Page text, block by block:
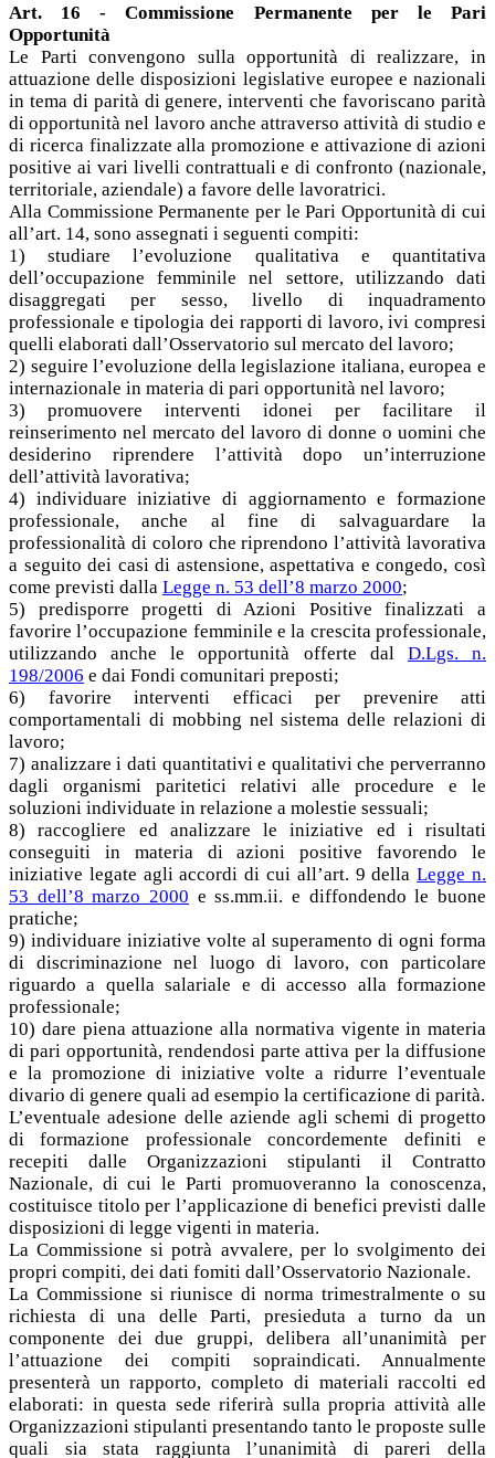
Art. 16 - Commissione Permanente per le Pari
Opportunità
Le Parti convengono sulla opportunità di realizzare, in
attuazione delle disposizioni legislative europee e nazionali
in tema di parità di genere, interventi che favoriscano parità
di opportunità nel lavoro anche attraverso attività di studio e
di ricerca finalizzate alla promozione e attivazione di azioni
positive ai vari livelli contrattuali e di confronto (nazionale,
territoriale, aziendale) a favore delle lavoratrici.
Alla Commissione Permanente per le Pari Opportunità di cui
all’art. 14, sono assegnati i seguenti compiti:
1) studiare l’evoluzione qualitativa e quantitativa
dell’occupazione femminile nel settore, utilizzando dati
disaggregati per sesso, livello di inquadramento
professionale e tipologia dei rapporti di lavoro, ivi compresi
quelli elaborati dall’Osservatorio sul mercato del lavoro;
2) seguire l’evoluzione della legislazione italiana, europea e
internazionale in materia di pari opportunità nel lavoro;
3) promuovere interventi idonei per facilitare il
reinserimento nel mercato del lavoro di donne o uomini che
desiderino riprendere l’attività dopo un’interruzione
dell’attività lavorativa;
4) individuare iniziative di aggiornamento e formazione
professionale, anche al fine di salvaguardare la
professionalità di coloro che riprendono l’attività lavorativa
a seguito dei casi di astensione, aspettativa e congedo, così
come previsti dalla Legge n. 53 dell’8 marzo 2000;
5) predisporre progetti di Azioni Positive finalizzati a
favorire l’occupazione femminile e la crescita professionale,
utilizzando anche le opportunità offerte dal D.Lgs. n.
198/2006 e dai Fondi comunitari preposti;
6) favorire interventi efficaci per prevenire atti
comportamentali di mobbing nel sistema delle relazioni di
lavoro;
7) analizzare i dati quantitativi e qualitativi che perverranno
dagli organismi paritetici relativi alle procedure e le
soluzioni individuate in relazione a molestie sessuali;
8) raccogliere ed analizzare le iniziative ed i risultati
conseguiti in materia di azioni positive favorendo le
iniziative legate agli accordi di cui all’art. 9 dellaLegge n.
53 dell’8 marzo 2000 e ss.mm.ii. e diffondendo le buone
pratiche;
9) individuare iniziative volte al superamento di ogni forma
di discriminazione nel luogo di lavoro, con particolare
riguardo a quella salariale e di accesso alla formazione
professionale;
10) dare piena attuazione alla normativa vigente in materia
di pari opportunità, rendendosi parte attiva per la diffusione
e la promozione di iniziative volte a ridurre l’eventuale
divario di genere quali ad esempio la certificazione di parità.
L’eventuale adesione delle aziende agli schemi di progetto
di formazione professionale concordemente definiti e
recepiti dalle Organizzazioni stipulanti il Contratto
Nazionale, di cui le Parti promuoveranno la conoscenza,
costituisce titolo per l’applicazione di benefici previsti dalle
disposizioni di legge vigenti in materia.
La Commissione si potrà avvalere, per lo svolgimento dei
propri compiti, dei dati fomiti dall’Osservatorio Nazionale.
La Commissione si riunisce di norma trimestralmente o su
richiesta di una delle Parti, presieduta a turno da un
componente dei due gruppi, delibera all’unanimità per
l’attuazione dei compiti sopraindicati. Annualmente
presenterà un rapporto, completo di materiali raccolti ed
elaborati: in questa sede riferirà sulla propria attività alle
Organizzazioni stipulanti presentando tanto le proposte sulle
quali sia stata raggiunta l’unanimità di pareri della